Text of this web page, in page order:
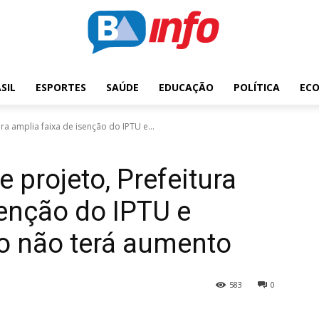
ESPORTES SAÚDE EDUCAÇÃO POLÍTICA
amplia faixa de isenção do IPTU e...
projeto, Prefeitura
do IPTU e
não terá aumento
0
583